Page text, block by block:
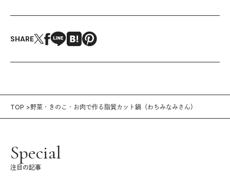
SHARE
TOP 野菜・きのこ・お肉で作る脂質カット鍋（わちみなみさん）
Special
注目の記事